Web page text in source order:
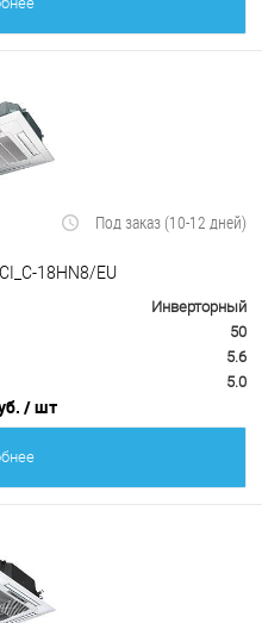
Под заказ (10-12 дней)
18HN8/EU
Инверторный
50
5.6
5.0
/ шт